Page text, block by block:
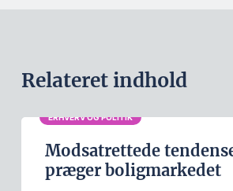
Relateret indhold
ERHVERV OG POLITIK
Modsatrettede
præger boligmarkedet